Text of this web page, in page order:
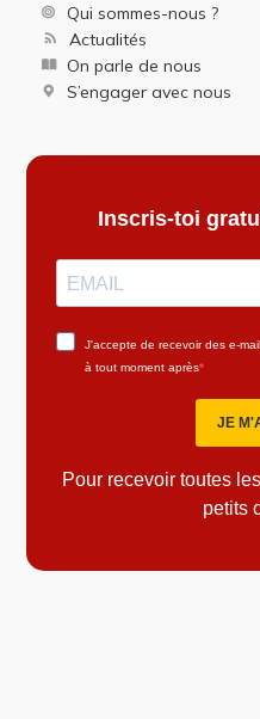
Qui sommes-nous ?
Actualités
On parle de nous
S’engager avec nous